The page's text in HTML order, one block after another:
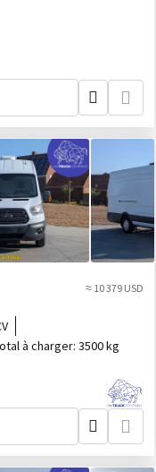
≈ 10 379 USD
à charger: 3500 kg